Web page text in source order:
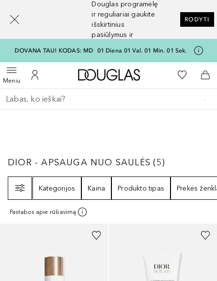
Douglas programėlę
ir reguliariai gaukite
išskirtinius
pasiūlymus ir
RODYTI
DOVANA TAU! KODAS: MD 01 Diena 01 Val. 01 Min. 01 Sek.
MeniuAtidaryti meniuĮ mano paskyrą
Į Douglas pagrindinį
Į mano
Į
Grįžk atgal
Vykdykite paiešką
DIOR - APSAUGA NUO SAULĖS5
DIOR - APSAUGA NUO SAULĖS (5)
Kategorijos
Kaina Produkto tipas Prekės
Pastabos apie rūšiavimą
[navigation.slideout.screenreader]